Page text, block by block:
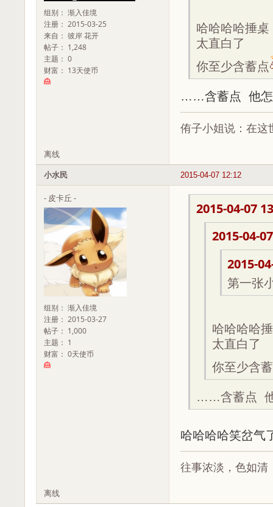
组别： 渐入佳境
注册： 2015-03-25
来自： 彼岸 花开
帖子： 1,248
主题： 0
财富： 13天使币
哈哈哈哈捶桌
太直白了
你至少含蓄点
……含蓄点 他怎
侑子小姐说：在这
离线
2015-04-07 12:12
小水民
- 皮卡丘 -
组别： 渐入佳境
注册： 2015-03-27
帖子： 1,000
主题： 1
财富： 0天使币
2015-04-07
2015-04-
2015-
第一张
哈哈哈哈
太直白了
你至少含
……含蓄点 他
哈哈哈哈笑岔气
往事浓淡，色如清
离线